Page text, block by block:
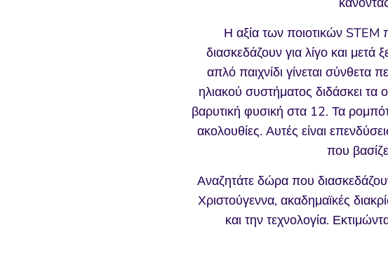
Η αξία των ποιοτικών STEM
διασκεδάζουν για λίγο και μετά
απλό παιχνίδι γίνεται
ηλιακού συστήματος διδάσκει
βαρυτική φυσική στα 12. Τα
ακολουθίες. Αυτές είναι
που
Αναζητάτε δώρα που
Χριστούγεννα, ακαδημαϊκές
και την τεχνολογία.